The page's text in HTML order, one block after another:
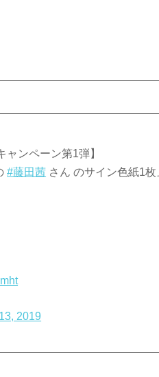
ンペーン第1弾】
#藤田茜 さん のサイン色紙1枚
2019